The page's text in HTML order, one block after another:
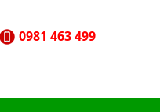
0981 463 499